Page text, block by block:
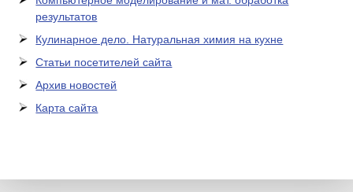
результатов
Кулинарное дело. Натуральная химия на кухне
Статьи посетителей сайта
Архив новостей
Карта сайта